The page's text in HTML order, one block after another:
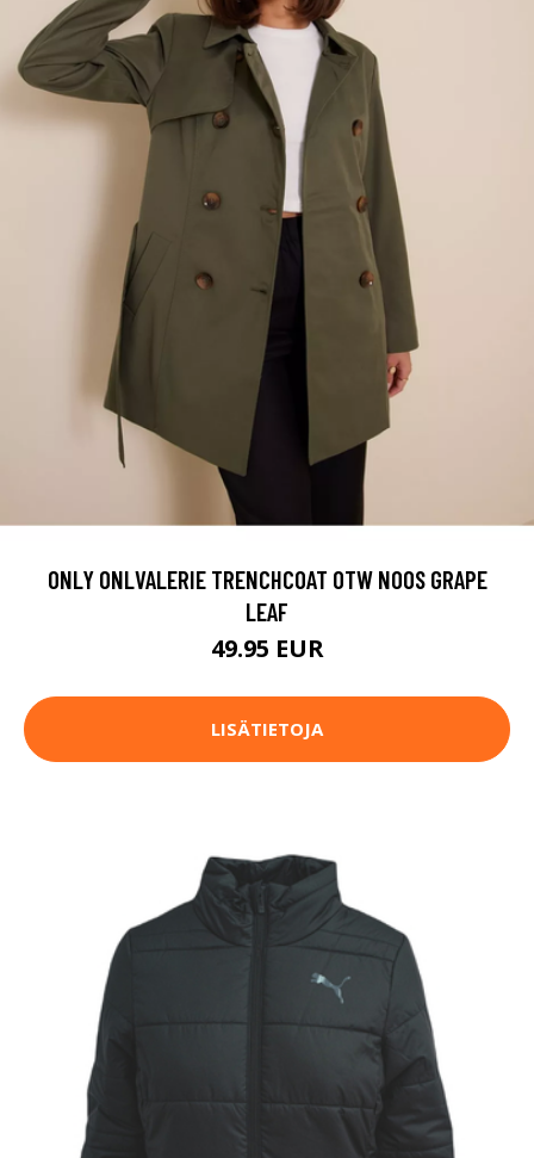
ONLY ONLVALERIE TRENCHCOAT OTW NOOS GRAPE
LEAF
49.95 EUR
LISÄTIETOJA